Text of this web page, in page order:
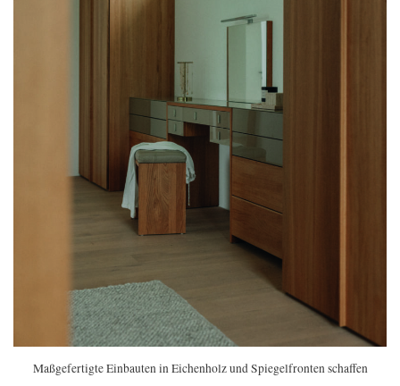
Maßgefertigte Einbauten in Eichenholz und Spiegelfronten schaffen